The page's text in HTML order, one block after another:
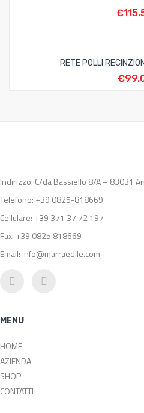
€
RETE POLLI
€
Indirizzo: C/da Bassiello 8/A – 83031
Telefono: +39 0825-818669
Cellulare: +39 371 37 72 197
Fax: +39 0825 818669
Email: info@marraedile.com
MENU
HOME
AZIENDA
SHOP
CONTATTI